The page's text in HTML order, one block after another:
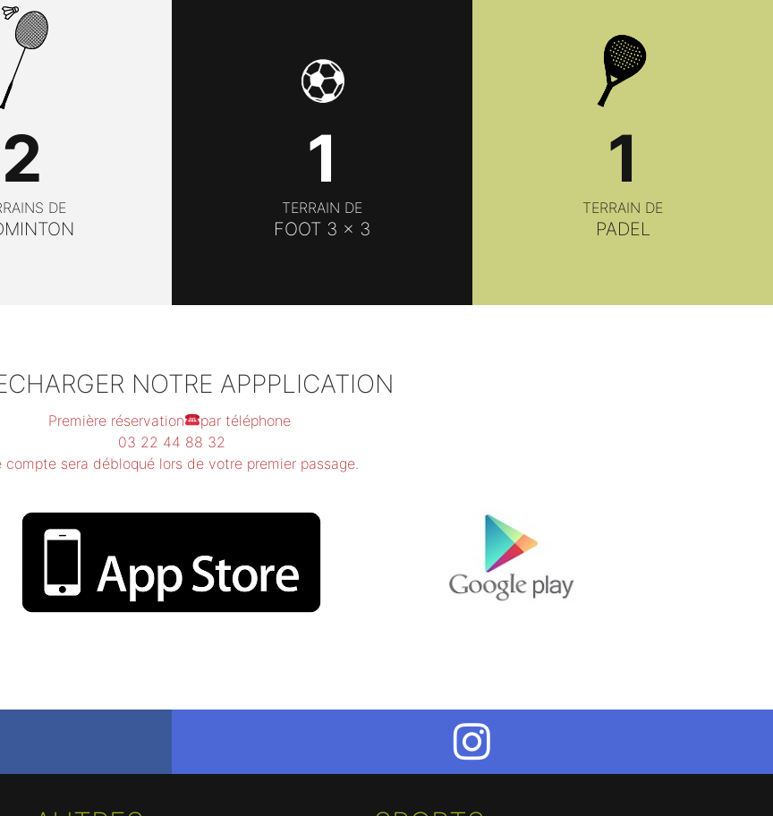
2
DE
1
TERRAIN DE
FOOT 3 x 3
1
TERRAIN DE
PADEL
NOTRE APPPLICATION
Première réservation
par téléphone
03 22 44 88 32
compte sera débloqué lors de votre premier passage.